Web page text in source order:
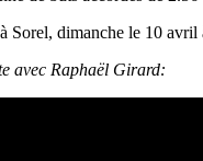
Sorel, dimanche le 10
avec Raphaël Girard: